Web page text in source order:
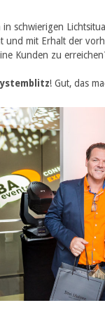
in schwierigen
und mit Erhalt der
Kunden zu
! Gut, das